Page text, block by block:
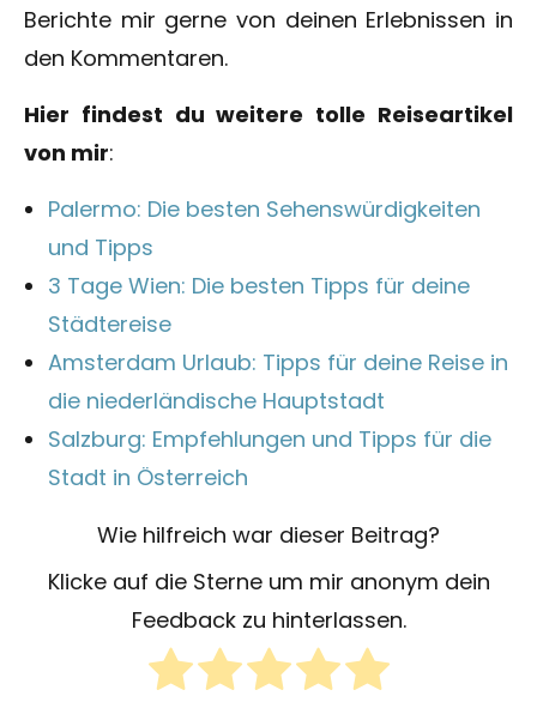
Berichte mir gerne von deinen Erlebnissen in
den Kommentaren.
Hier findest du weitere tolle Reiseartikel
von mir:
Palermo: Die besten Sehenswürdigkeiten
und Tipps
3 Tage Wien: Die besten Tipps für deine
Städtereise
Amsterdam Urlaub: Tipps für deine Reise in
die niederländische Hauptstadt
Salzburg: Empfehlungen und Tipps für die
Stadt in Österreich
Wie hilfreich war dieser Beitrag?
Klicke auf die Sterne um mir anonym dein
Feedback zu hinterlassen.